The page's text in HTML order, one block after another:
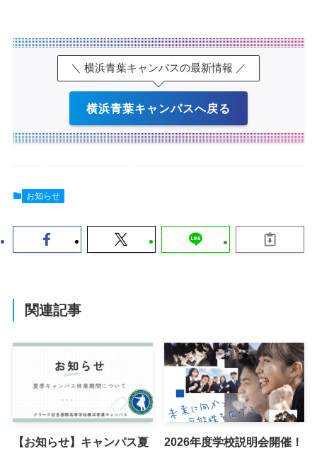
＼ 横浜青葉キャンパスの最新情報 ／
横浜青葉キャンパスへ戻る
お知らせ
関連記事
【お知らせ】キャンパス夏
2026年度学校説明会開催！